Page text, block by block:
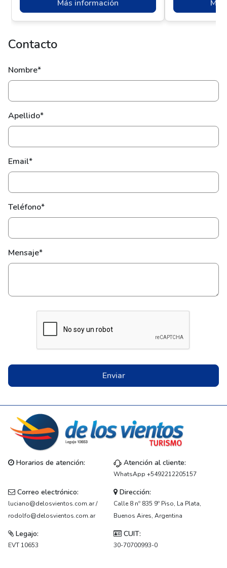
Más información
Contacto
Nombre*
Apellido*
Email*
Teléfono*
Mensaje*
Enviar
Horarios de atención: Atención al cliente:
WhatsApp +5492212205157
Correo electrónico:
luciano@delosvientos.com.ar /
rodolfo@delosvientos.com.ar
Dirección:
Calle 8 nº 835 9º Piso, La Plata,
Buenos Aires, Argentina
Legajo:
EVT 10653
CUIT:
30-70700993-0